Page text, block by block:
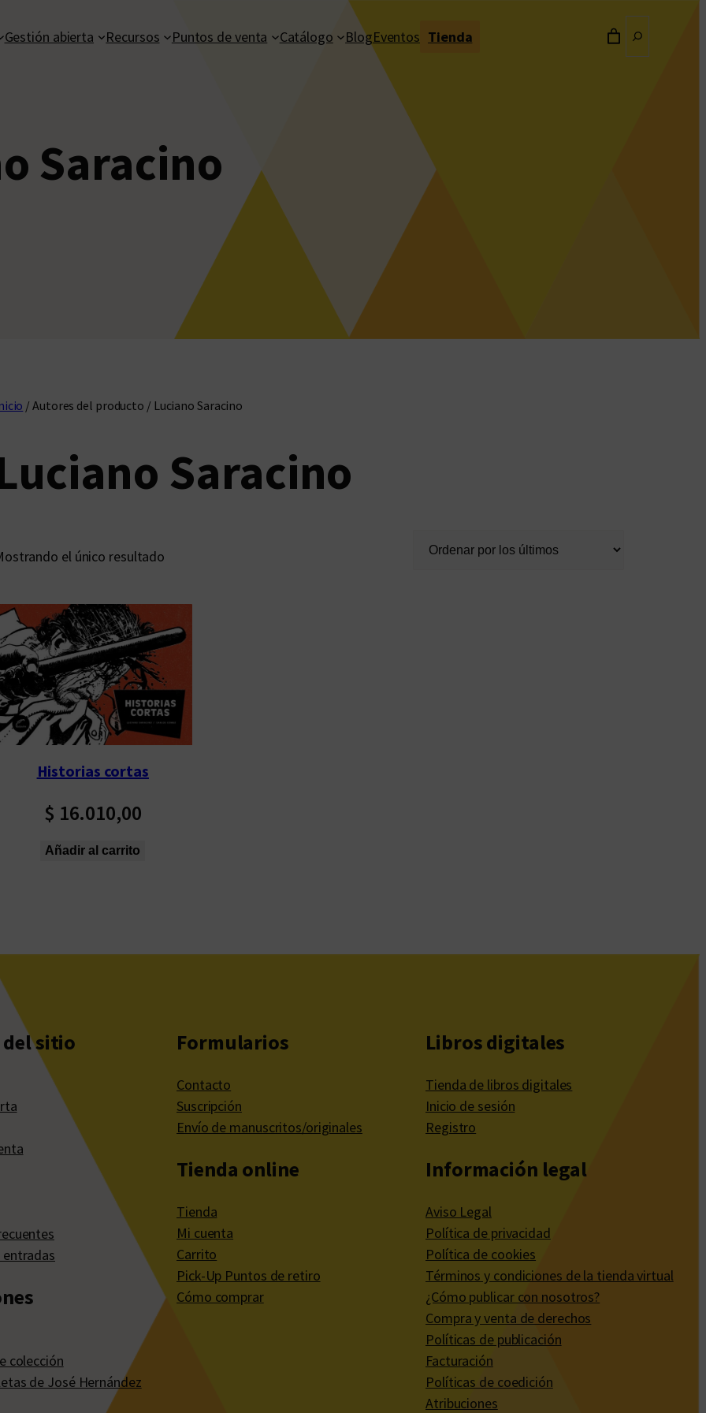
Gestión abierta Recursos Puntos de venta Catálogo BlogEventos Tienda
Saracino
/ Autores del producto / Luciano Saracino
Saracino
el único resultado
Historias cortas
$ 16.010,00
Añadir al carrito
del sitio
entradas
colección
de José Hernández
Formularios
Contacto
Suscripción
Envío de manuscritos/originales
Tienda online
Tienda
Mi cuenta
Carrito
Pick-Up Puntos de retiro
Cómo comprar
Libros digitales
Tienda de libros digitales
Inicio de sesión
Registro
Información legal
Aviso Legal
Política de privacidad
Política de cookies
Términos y condiciones de la tienda virtual
¿Cómo publicar con nosotros?
Compra y venta de derechos
Políticas de publicación
Facturación
Políticas de coedición
Atribuciones